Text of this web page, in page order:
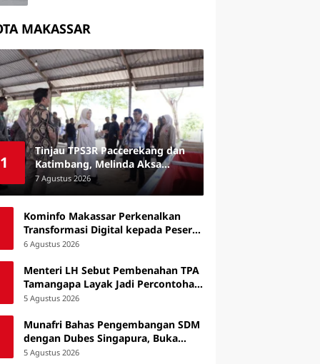
MAKASSAR
1
Tinjau TPS3R Paccerekang dan
Katimbang, Melinda Aksa
Tekankan Penguatan
Pengelolaan Sampah dari
7 Agustus 2026
Kominfo Makassar Perkenalkan
Transformasi Digital kepada Peserta
Australia Awards Short Course
6 Agustus 2026
Menteri LH Sebut Pembenahan TPA
Tamangapa Layak Jadi Percontohan
Nasional
5 Agustus 2026
Munafri Bahas Pengembangan SDM
dengan Dubes Singapura, Buka
Peluang Pelatihan bagi ASN hingga
5 Agustus 2026